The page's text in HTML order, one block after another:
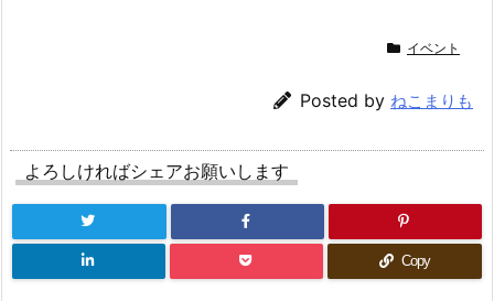
イベント
Posted by ねこまりも
よろしければシェアお願いします
Copy